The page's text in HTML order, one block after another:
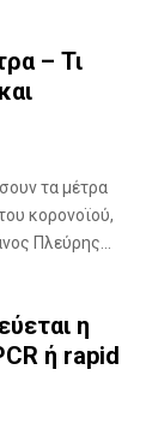
– Τι
τα μέτρα
κορονοϊού,
Πλεύρης...
η
ή rapid